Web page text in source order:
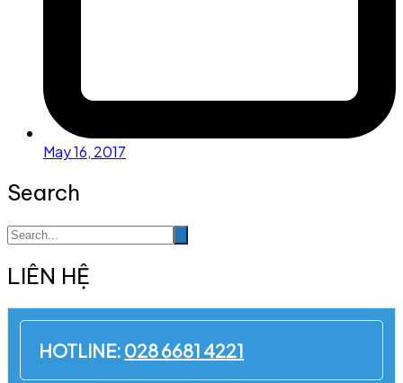
May 16, 2017
Search
LIÊN HỆ
HOTLINE: 028 6681 4221